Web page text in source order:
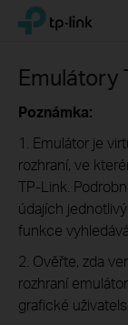
Click
navigation
TP-Link, Reliably
Emulátory
Poznámka:
1. Emulátor je
rozhraní, ve
TP-Link.
údajích
funkce
2. Ověřte, zda
rozhraní
grafické